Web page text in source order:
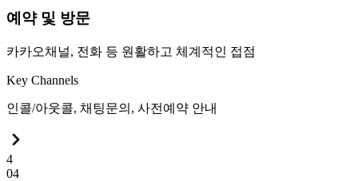
예약 및 방문
카카오채널, 전화 등 원활하고 체계적인 접점
Key Channels
인콜/아웃콜, 채팅문의, 사전예약 안내
4
04